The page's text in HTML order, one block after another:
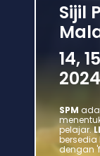
Sijil
14,
2024
SPM
pelajar.
dengan